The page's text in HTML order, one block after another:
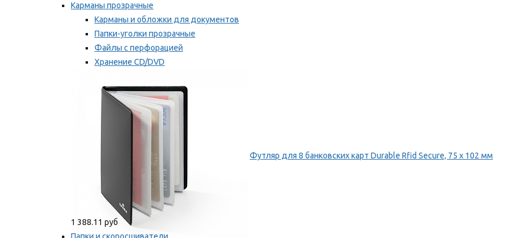
Карманы прозрачные
Карманы и обложки для документов
Папки-уголки прозрачные
Файлы с перфорацией
Хранение CD/DVD
Мы рекомендуем
Футляр для 8 банковских карт Durable Rfid Secure, 75 х 102 мм
1 388.11 руб